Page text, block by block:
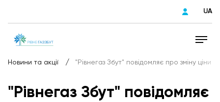
UA
Новини та акції / "Рівнегаз Збут" повідомляє про зміну ціни
"Рівнегаз Збут" повідомляє